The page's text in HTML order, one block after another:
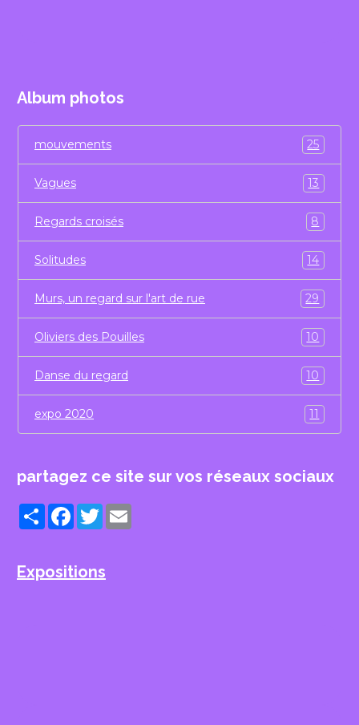
Album photos
mouvements 25
Vagues 13
Regards croisés 8
Solitudes 14
Murs, un regard sur l'art de rue 29
Oliviers des Pouilles 10
Danse du regard 10
expo 2020 11
partagez ce site sur vos réseaux sociaux
PartagerFacebook
Twitter
Expositions